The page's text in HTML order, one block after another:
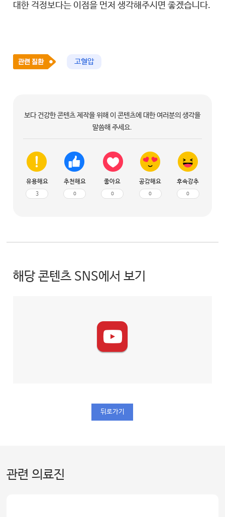
대한 걱정보다는 이점을 먼저 생각해주시면 좋겠습니다.
고혈압
보다 건강한 콘텐츠 제작을 위해 이 콘텐츠에 대한 여러분의 생각을
말씀해 주세요.
유용해요
3
추천해요
0
좋아요
0
공감해요
0
후속강추
0
해당 콘텐츠 SNS에서 보기
뒤로가기
관련 의료진